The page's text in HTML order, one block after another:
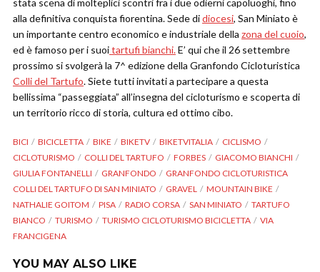
stata scena di molteplici scontri fra i due odierni capoluoghi, fino
alla definitiva conquista fiorentina. Sede didiocesi, San Miniato è
un importante centro economico e industriale della zona del cuoio,
ed è famoso per i suoitartufi bianchi.E’ qui che il 26 settembre
prossimo si svolgerà la 7^ edizione della Granfondo Cicloturistica
Colli del Tartufo. Siete tutti invitati a partecipare a questa
bellissima “passeggiata” all’insegna del cicloturismo e scoperta di
un territorio ricco di storia, cultura ed ottimo cibo.
BICI BICICLETTA BIKE BIKETV BIKETVITALIA
CICLISMO
CICLOTURISMO
COLLI DEL TARTUFO FORBES
GIACOMO BIANCHI
GIULIA FONTANELLI
GRANFONDO
GRANFONDO CICLOTURISTICA
COLLI DEL TARTUFO DI SAN MINIATO
GRAVEL
MOUNTAIN BIKE
NATHALIE GOITOM
PISA RADIO CORSA SAN MINIATO
TARTUFO
BIANCO
TURISMO TURISMO CICLOTURISMO BICICLETTA
VIA
FRANCIGENA
YOU MAY ALSO LIKE